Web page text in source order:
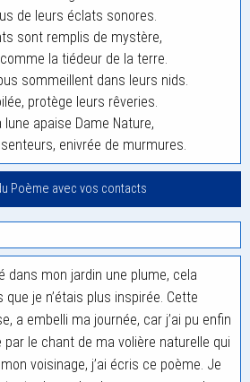
de leurs éclats sonores.
sont remplis de mystère,
la tiédeur de la terre.
sommeillent dans leurs nids.
protège leurs rêveries.
lune apaise Dame Nature,
enivrée de murmures.
Poème avec vos contacts
dans mon jardin une plume, cela
je n’étais plus inspirée. Cette
a embelli ma journée, car j’ai pu enfin
le chant de ma volière naturelle qui
voisinage, j’ai écris ce poème. Je